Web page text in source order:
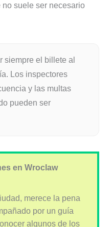
suele ser necesario
siempre el billete al
Los inspectores
y las multas
pueden ser
en Wroclaw
merece la pena
por un guía
algunos de los